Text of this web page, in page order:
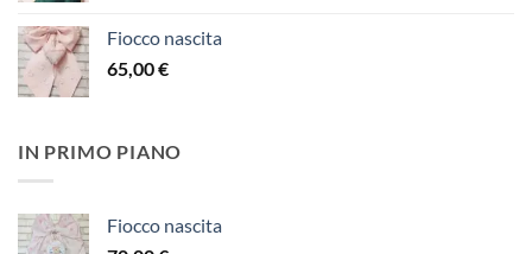
Fiocco nascita
65,00€
IN PRIMO PIANO
Fiocco nascita